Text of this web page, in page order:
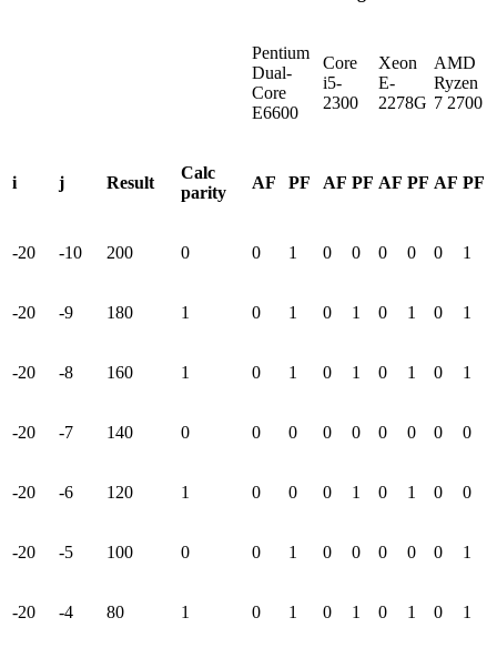
Pentium
Dual-
Core
E6600
Core
i5-
2300
Xeon
E-
2278G
AMD
Ryzen
7 2700
i j Result
Calс
parity
AF PF AF PF AF PF AF PF
-20 -10 200 0 0 1 0 0 0 0 0 1
-20 -9 180 1 0 1 0 1 0 1 0 1
-20 -8 160 1 0 1 0 1 0 1 0 1
-20 -7 140 0 0 0 0 0 0 0 0 0
-20 -6 120 1 0 0 0 1 0 1 0 0
-20 -5 100 0 0 1 0 0 0 0 0 1
-20 -4 80 1 0 1 0 1 0 1 0 1